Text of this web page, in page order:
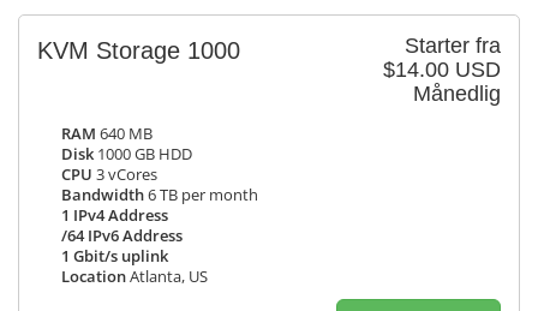
Starter fra
$14.00 USD
Månedlig
KVM Storage 1000
RAM 640 MB
Disk 1000 GB HDD
CPU 3 vCores
Bandwidth6 TB per month
1 IPv4 Address
/64 IPv6 Address
1 Gbit/s uplink
LocationAtlanta, US